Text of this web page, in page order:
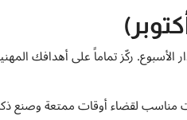
ركّز تماماً على أهدافك
مناسب لقضاء أوقات ممتعة وصنع